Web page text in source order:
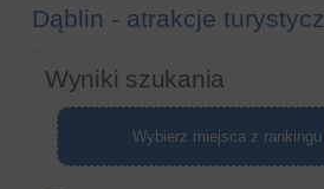
Dąblin - atrakcje
Wyniki szukania
Wybierz miejsca z rankingu